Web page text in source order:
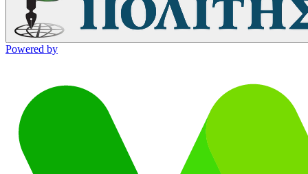
Powered by